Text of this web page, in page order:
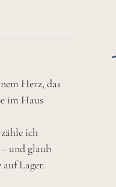
Herz, das
im Haus
ich
und glaub
Lager.